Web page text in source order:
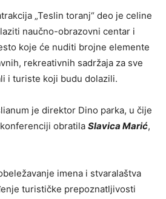
„Teslin toranj“ deo je celine
naučno-obrazovni centar i
koje će nuditi brojne elemente
rekreativnih sadržaja za sve
i turiste koji budu dolazili.
je direktor Dino parka, u čije
obratila Slavica Marić,
imena i stvaralaštva
turističke prepoznatljivosti